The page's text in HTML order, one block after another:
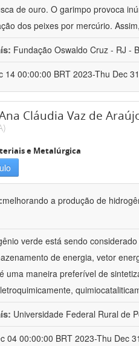
de ouro. O garimpo provoca
dos peixes por mercúrio.
Fundação Oswaldo Cruz - RJ -
14 00:00:00 BRT 2023-Thu Dec
Cláudia Vaz de
e Metalúrgica
melhorando a produção de
verde está sendo
de energia, vetor
uma maneira preferível de
Universidade Federal Rural de
04 00:00:00 BRT 2023-Thu Dec